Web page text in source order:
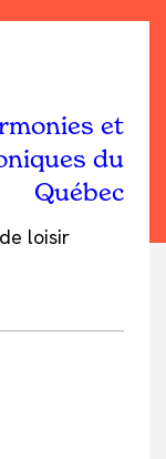
loisir
et
du
Québec